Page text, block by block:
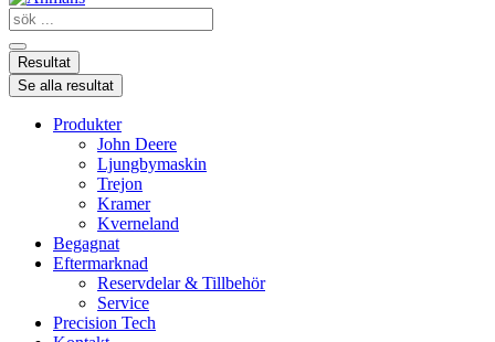
Search
...
Resultat
Se alla resultat
Produkter
John Deere
Ljungbymaskin
Trejon
Kramer
Kverneland
Begagnat
Eftermarknad
Reservdelar & Tillbehör
Service
Precision Tech